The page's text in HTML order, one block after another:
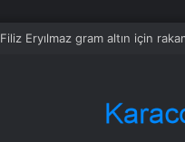
Filiz Eryılmaz gram altın için